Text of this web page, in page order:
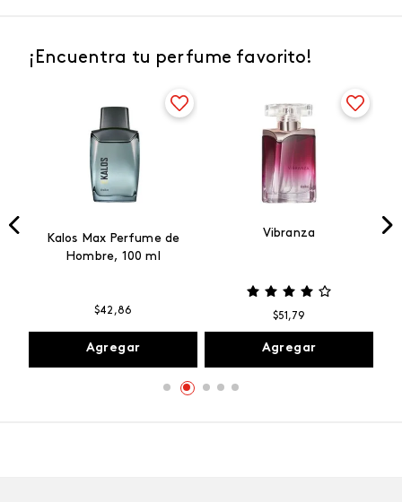
¡Encuentra tu perfume favorito!
Kalos Max Perfume de
Hombre, 100 ml
$42 ,86
Agregar
Vibranza
$51 ,79
Agregar